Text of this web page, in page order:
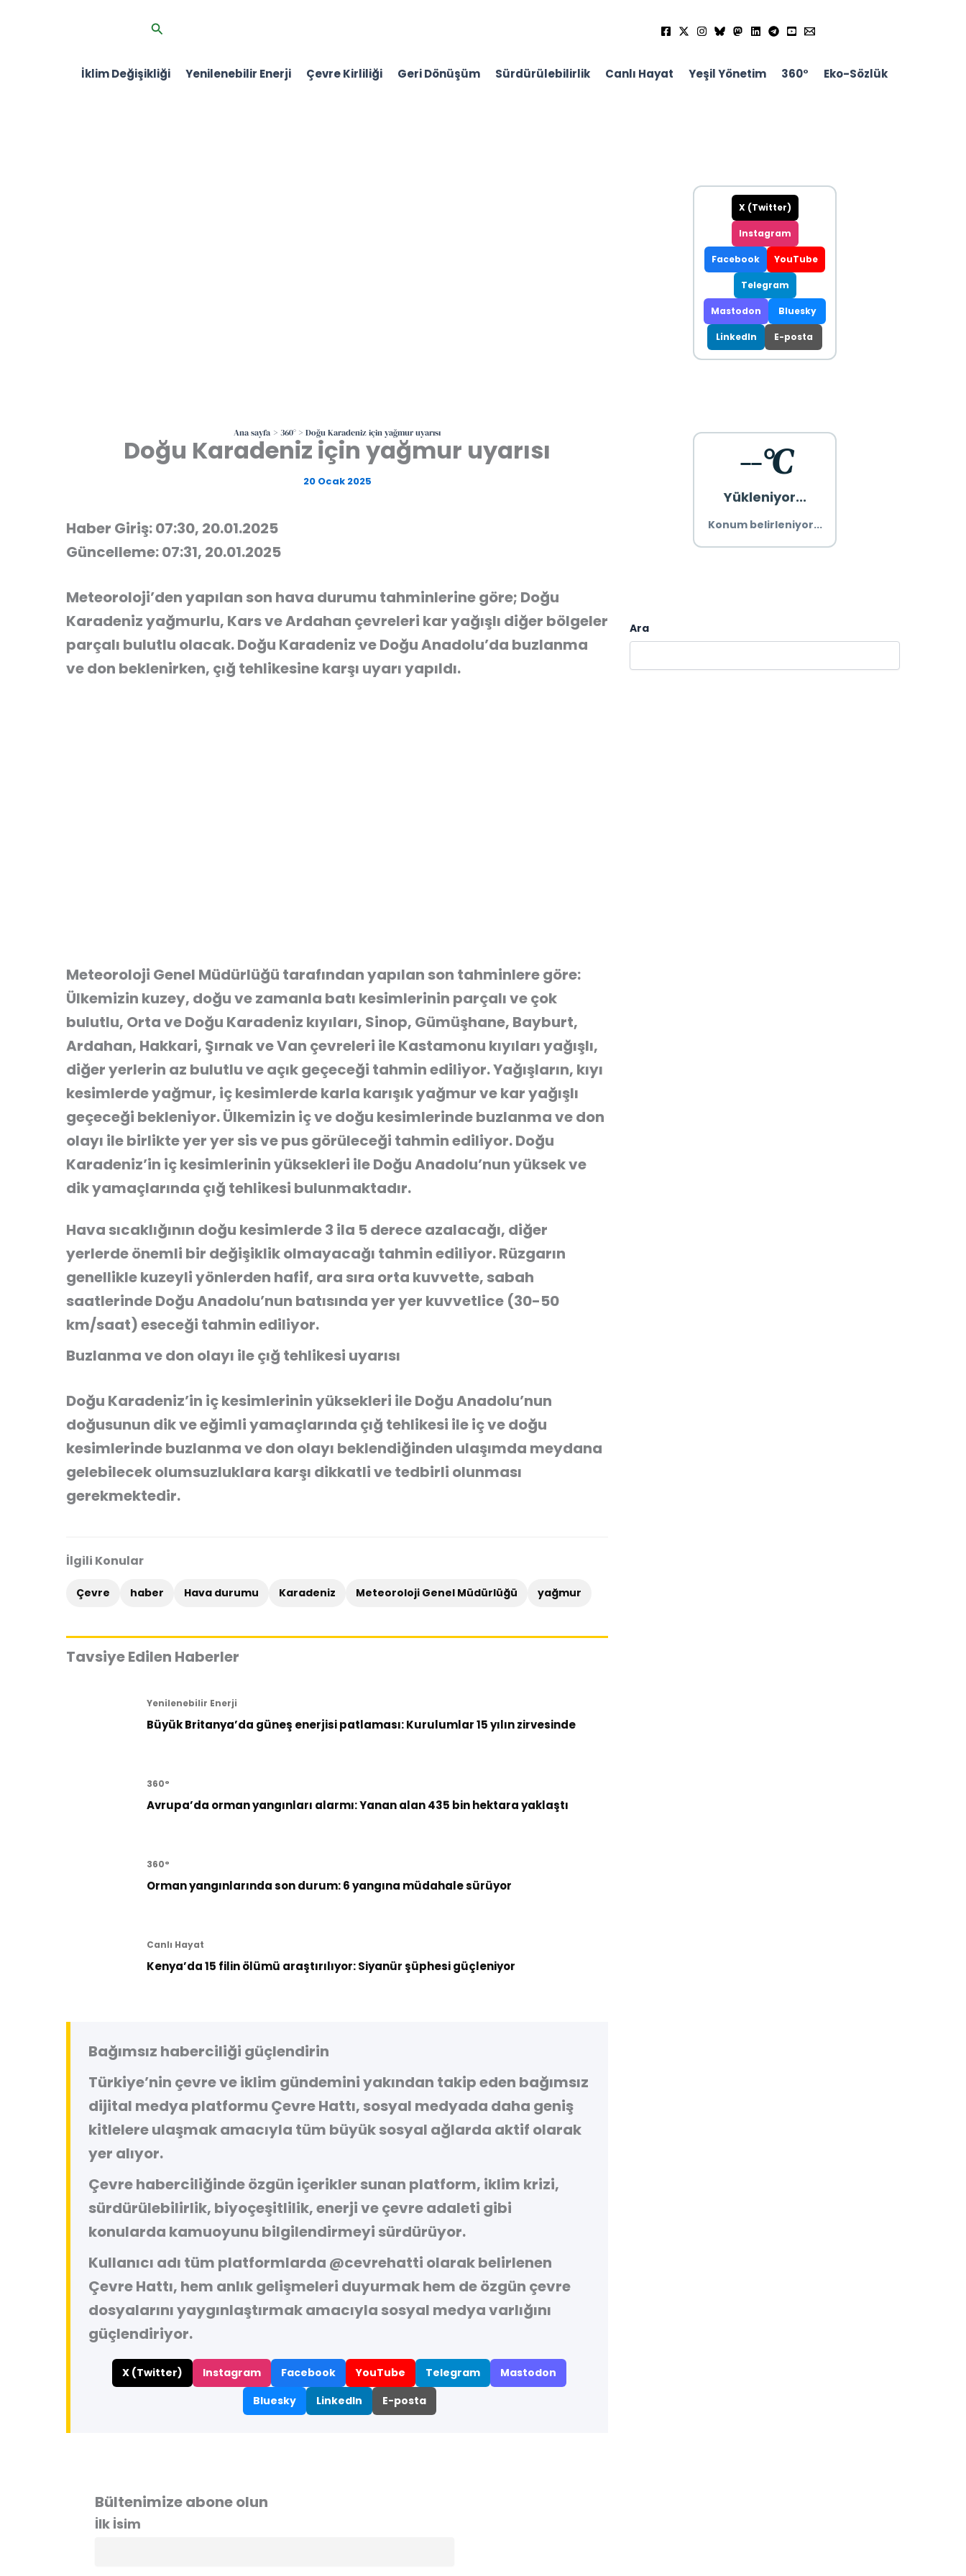
Arama
İklim Değişikliği Yenilenebilir Enerji Çevre Kirliliği Geri Dönüşüm Sürdürülebilirlik Canlı Hayat Yeşil Yönetim 360° Eko-Sözlük
Ana sayfa 360° Doğu Karadeniz için yağmur uyarısı
Doğu Karadeniz için yağmur uyarısı
20 Ocak 2025
Haber Giriş: 07:30, 20.01.2025
Güncelleme: 07:31, 20.01.2025
Meteoroloji’den yapılan son hava durumu tahminlerine göre; Doğu
Karadeniz yağmurlu, Kars ve Ardahan çevreleri kar yağışlı diğer bölgeler
parçalı bulutlu olacak. Doğu Karadeniz ve Doğu Anadolu’da buzlanma
ve don beklenirken, çığ tehlikesine karşı uyarı yapıldı.
Meteoroloji Genel Müdürlüğü tarafından yapılan son tahminlere göre:
Ülkemizin kuzey, doğu ve zamanla batı kesimlerinin parçalı ve çok
bulutlu, Orta ve Doğu Karadeniz kıyıları, Sinop, Gümüşhane, Bayburt,
Ardahan, Hakkari, Şırnak ve Van çevreleri ile Kastamonu kıyıları yağışlı,
diğer yerlerin az bulutlu ve açık geçeceği tahmin ediliyor. Yağışların, kıyı
kesimlerde yağmur, iç kesimlerde karla karışık yağmur ve kar yağışlı
geçeceği bekleniyor. Ülkemizin iç ve doğu kesimlerinde buzlanma ve don
olayı ile birlikte yer yer sis ve pus görüleceği tahmin ediliyor. Doğu
Karadeniz’in iç kesimlerinin yüksekleri ile Doğu Anadolu’nun yüksek ve
dik yamaçlarında çığ tehlikesi bulunmaktadır.
Hava sıcaklığının doğu kesimlerde 3 ila 5 derece azalacağı, diğer
yerlerde önemli bir değişiklik olmayacağı tahmin ediliyor. Rüzgarın
genellikle kuzeyli yönlerden hafif, ara sıra orta kuvvette, sabah
saatlerinde Doğu Anadolu’nun batısında yer yer kuvvetlice (30-50
km/saat) eseceği tahmin ediliyor.
Buzlanma ve don olayı ile çığ tehlikesi uyarısı
Doğu Karadeniz’in iç kesimlerinin yüksekleri ile Doğu Anadolu’nun
doğusunun dik ve eğimli yamaçlarında çığ tehlikesi ile iç ve doğu
kesimlerinde buzlanma ve don olayı beklendiğinden ulaşımda meydana
gelebilecek olumsuzluklara karşı dikkatli ve tedbirli olunması
gerekmektedir.
İlgili Konular
Çevre haber Hava durumu Karadeniz Meteoroloji Genel Müdürlüğü yağmur
Tavsiye Edilen Haberler
Yenilenebilir Enerji
Büyük Britanya’da güneş enerjisi patlaması: Kurulumlar 15 yılın zirvesinde
360°
Avrupa’da orman yangınları alarmı: Yanan alan 435 bin hektara yaklaştı
360°
Orman yangınlarında son durum: 6 yangına müdahale sürüyor
Canlı Hayat
Kenya’da 15 filin ölümü araştırılıyor: Siyanür şüphesi güçleniyor
Bağımsız haberciliği güçlendirin
Türkiye’nin çevre ve iklim gündemini yakından takip eden bağımsız
dijital medya platformu Çevre Hattı, sosyal medyada daha geniş
kitlelere ulaşmak amacıyla tüm büyük sosyal ağlarda aktif olarak
yer alıyor.
Çevre haberciliğinde özgün içerikler sunan platform, iklim krizi,
sürdürülebilirlik, biyoçeşitlilik, enerji ve çevre adaleti gibi
konularda kamuoyunu bilgilendirmeyi sürdürüyor.
Kullanıcı adı tüm platformlarda @cevrehatti olarak belirlenen
Çevre Hattı, hem anlık gelişmeleri duyurmak hem de özgün çevre
dosyalarını yaygınlaştırmak amacıyla sosyal medya varlığını
güçlendiriyor.
X (Twitter) Instagram Facebook YouTube Telegram
Mastodon
Bluesky
LinkedIn E-posta
Bültenimize abone olun
İlk İsim
X (Twitter)
Instagram
Facebook YouTube
Telegram
Mastodon Bluesky
LinkedIn E-posta
--°C
Yükleniyor...
Konum belirleniyor...
Ara